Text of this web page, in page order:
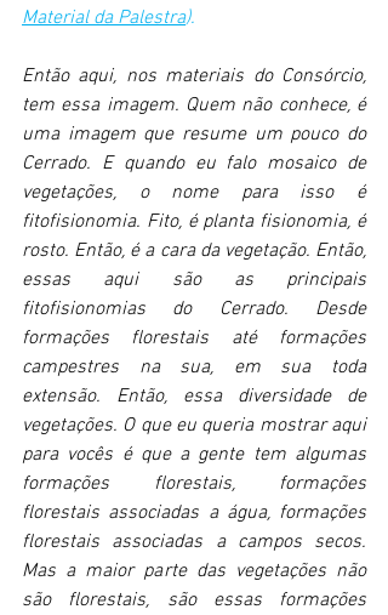
Material da Palestra).
Então aqui, nos materiais do Consórcio,
tem essa imagem. Quem não conhece, é
uma imagem que resume um pouco do
Cerrado. E quando eu falo mosaico de
vegetações, o nome para isso é
fitofisionomia. Fito, é planta fisionomia, é
rosto. Então, é a cara da vegetação. Então,
essas aqui são as principais
fitofisionomias do Cerrado. Desde
formações florestais até formações
campestres na sua, em sua toda
extensão. Então, essa diversidade de
vegetações. O que eu queria mostrar aqui
para vocês é que a gente tem algumas
formações florestais, formações
florestais associadas a água, formações
florestais associadas a campos secos.
Mas a maior parte das vegetações não
são florestais, são essas formações